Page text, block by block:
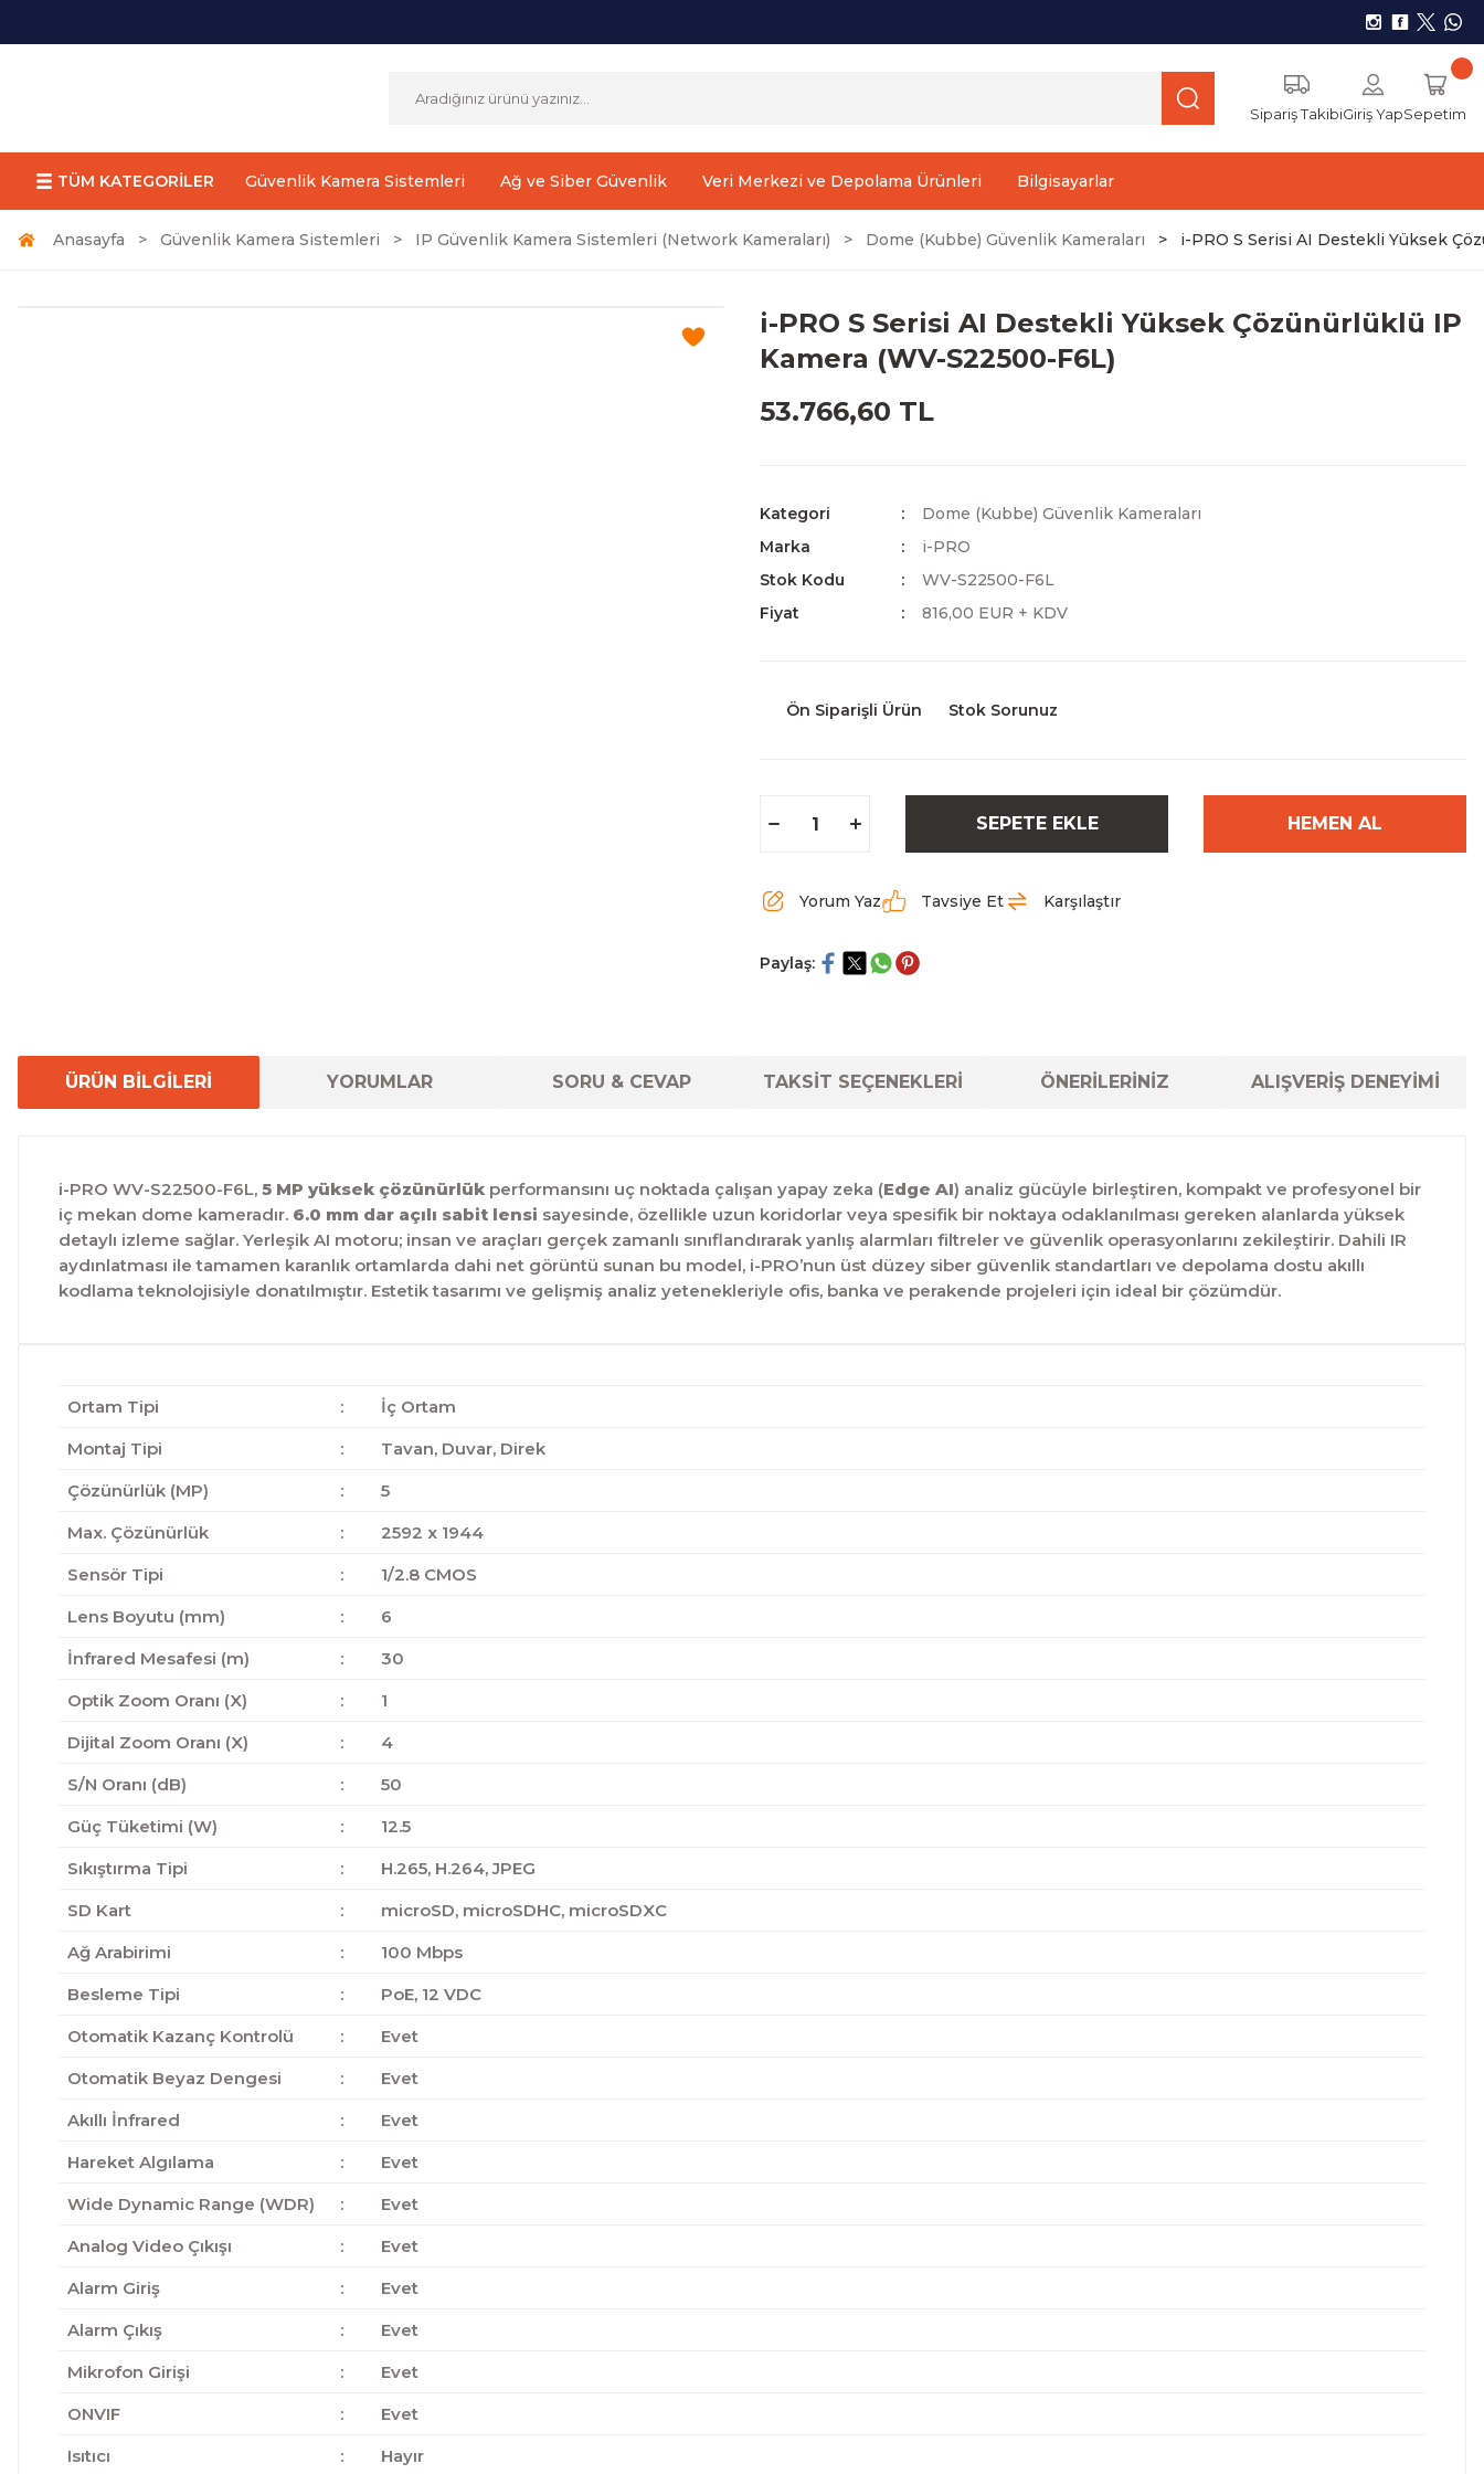
Sipariş TakibiGiriş YapSepetim
TÜM KATEGORİLER Güvenlik Kamera Sistemleri Ağ ve Siber Güvenlik Veri Merkezi ve Depolama Ürünleri Bilgisayarlar
Anasayfa Güvenlik Kamera Sistemleri IP Güvenlik Kamera Sistemleri (Network Kameraları) Dome (Kubbe) Güvenlik Kameraları i-PRO S Serisi AI Destekli Yüksek
i-PRO S Serisi AI Destekli Yüksek Çözünürlüklü IP
Kamera (WV-S22500-F6L)
53.766,60 TL
Kategori
Dome (Kubbe) Güvenlik Kameraları
Marka
i-PRO
Stok Kodu
WV-S22500-F6L
Fiyat
816,00 EUR + KDV
Ön Siparişli Ürün Stok Sorunuz
SEPETE EKLE HEMEN AL
Yorum Yaz Tavsiye Et Karşılaştır
Paylaş:
ÜRÜN BİLGİLERİ YORUMLAR SORU & CEVAP TAKSİT SEÇENEKLERİ ÖNERİLERİNİZ ALIŞVERİŞ DENEYİMİ
i-PRO WV-S22500-F6L, 5 MP yüksek çözünürlük performansını uç noktada çalışan yapay zeka (Edge AI) analiz gücüyle birleştiren, kompakt ve profesyonel bir
iç mekan dome kameradır. 6.0 mm dar açılı sabit lensi sayesinde, özellikle uzun koridorlar veya spesifik bir noktaya odaklanılması gereken alanlarda yüksek
detaylı izleme sağlar. Yerleşik AI motoru; insan ve araçları gerçek zamanlı sınıflandırarak yanlış alarmları filtreler ve güvenlik operasyonlarını zekileştirir. Dahili IR
aydınlatması ile tamamen karanlık ortamlarda dahi net görüntü sunan bu model, i-PRO’nun üst düzey siber güvenlik standartları ve depolama dostu akıllı
kodlama teknolojisiyle donatılmıştır. Estetik tasarımı ve gelişmiş analiz yetenekleriyle ofis, banka ve perakende projeleri için ideal bir çözümdür.
Ortam Tipi :
İç Ortam
Montaj Tipi
:
Tavan, Duvar, Direk
Çözünürlük (MP)
:
5
Max. Çözünürlük
:
2592 x 1944
Sensör Tipi
:
1/2.8 CMOS
Lens Boyutu (mm)
:
6
İnfrared Mesafesi (m)
:
30
Optik Zoom Oranı (X)
:
1
Dijital Zoom Oranı (X)
:
4
S/N Oranı (dB)
:
50
Güç Tüketimi (W)
:
12.5
Sıkıştırma Tipi
:
H.265, H.264, JPEG
SD Kart
:
microSD, microSDHC, microSDXC
Ağ Arabirimi
:
100 Mbps
Besleme Tipi
:
PoE, 12 VDC
Otomatik Kazanç Kontrolü
:
Evet
Otomatik Beyaz Dengesi
:
Evet
Akıllı İnfrared
:
Evet
Hareket Algılama
:
Evet
Wide Dynamic Range (WDR)
:
Evet
Analog Video Çıkışı
:
Evet
Alarm Giriş
:
Evet
Alarm Çıkış
:
Evet
Mikrofon Girişi
:
Evet
ONVIF
:
Evet
Isıtıcı
: Hayır